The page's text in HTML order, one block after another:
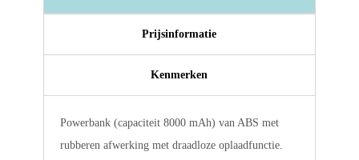
Prijsinformatie
Kenmerken
Powerbank (capaciteit 8000 mAh) van ABS met
rubberen afwerking met draadloze oplaadfunctie.